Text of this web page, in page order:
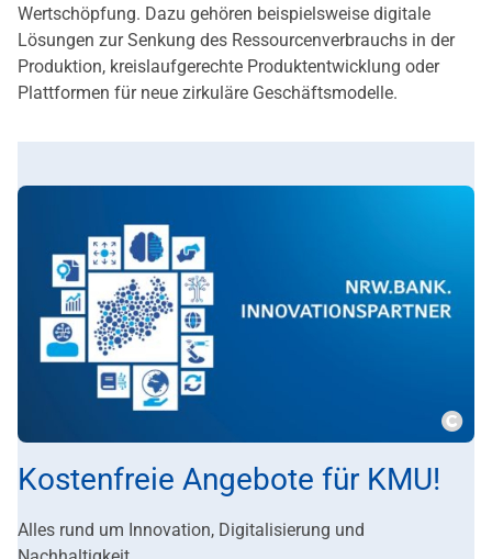
Wertschöpfung. Dazu gehören beispielsweise digitale
Lösungen zur Senkung des Ressourcenverbrauchs in der
Produktion, kreislaufgerechte Produktentwicklung oder
Plattformen für neue zirkuläre Geschäftsmodelle.
Kostenfreie Angebote für KMU!
Alles rund um Innovation, Digitalisierung und